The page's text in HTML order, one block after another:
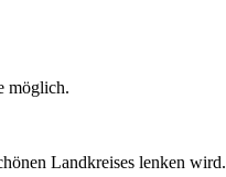
möglich.
Landkreises lenken wird.